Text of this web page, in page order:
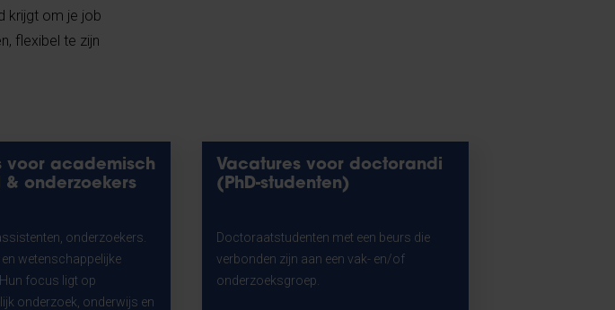
krijgt om je job
flexibel te zijn
voor academisch
& onderzoekers
onderzoekers.
wetenschappelijke
focus ligt op
onderzoek, onderwijs en
Vacatures voor doctorandi
(PhD-studenten)
Doctoraatstudenten met een beurs die
verbonden zijn aan een vak- en/of
onderzoeksgroep.